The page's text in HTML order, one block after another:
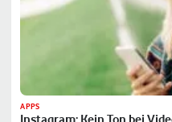
APPS
Instagram: Kein Ton bei